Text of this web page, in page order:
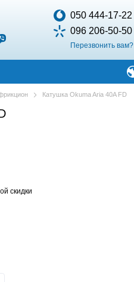
050 444-17-22
096 206-50-50
Перезвонить вам?
Катушка Okuma Aria 40A FD
скидки